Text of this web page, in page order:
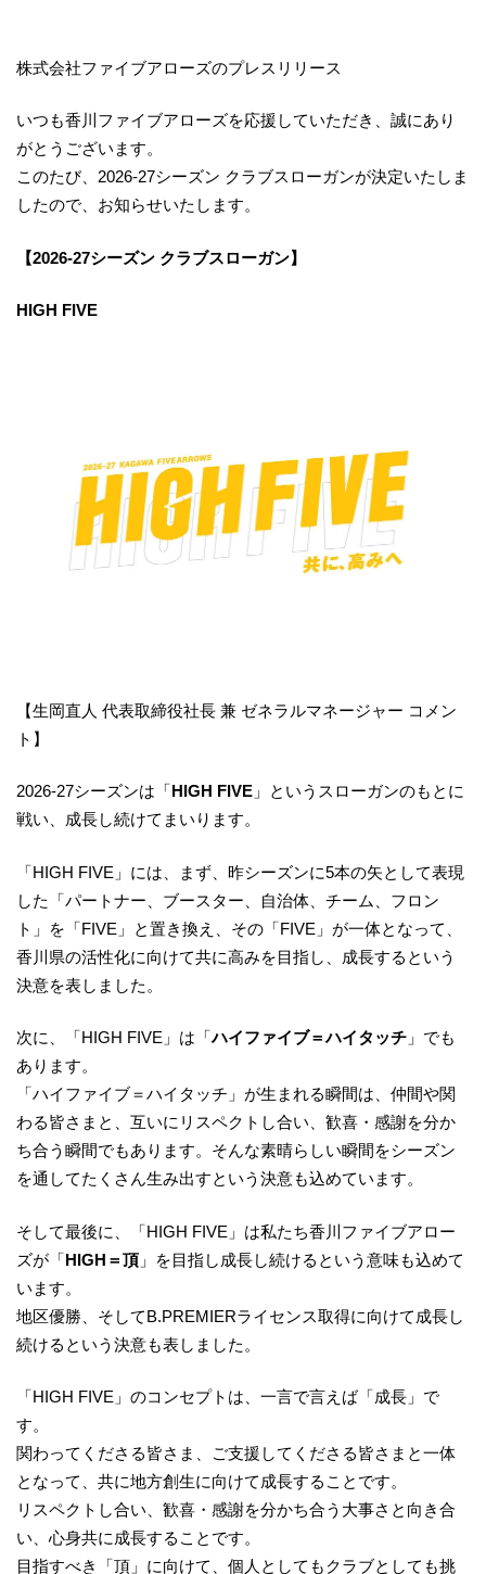
株式会社ファイブアローズのプレスリリース
いつも香川ファイブアローズを応援していただき、誠にあり
がとうございます。
このたび、2026-27シーズン クラブスローガンが決定いたしま
したので、お知らせいたします。
【2026-27シーズン クラブスローガン】
HIGH FIVE
【生岡直人 代表取締役社長 兼 ゼネラルマネージャー コメン
ト】
2026-27シーズンは「HIGH FIVE 」というスローガンのもとに
戦い、成長し続けてまいります。
「HIGH FIVE」には、まず、昨シーズンに5本の矢として表現
した「パートナー、ブースター、自治体、チーム、フロン
ト」を「FIVE」と置き換え、その「FIVE」が一体となって、
香川県の活性化に向けて共に高みを目指し、成長するという
決意を表しました。
次に、「HIGH FIVE」は「ハイファイブ＝ハイタッチ 」でも
あります。
「ハイファイブ＝ハイタッチ」が生まれる瞬間は、仲間や関
わる皆さまと、互いにリスペクトし合い、歓喜・感謝を分か
ち合う瞬間でもあります。そんな素晴らしい瞬間をシーズン
を通してたくさん生み出すという決意も込めています。
そして最後に、「HIGH FIVE」は私たち香川ファイブアロー
ズが「HIGH＝頂 」を目指し成長し続けるという意味も込めて
います。
地区優勝、そしてB.PREMIERライセンス取得に向けて成長し
続けるという決意も表しました。
「HIGH FIVE」のコンセプトは、一言で言えば「成長」で
す。
関わってくださる皆さま、ご支援してくださる皆さまと一体
となって、共に地方創生に向けて成長することです。
リスペクトし合い、歓喜・感謝を分かち合う大事さと向き合
い、心身共に成長することです。
目指すべき「頂」に向けて、個人としてもクラブとしても挑